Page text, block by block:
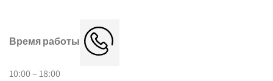
Время работы
10:00 – 18:00